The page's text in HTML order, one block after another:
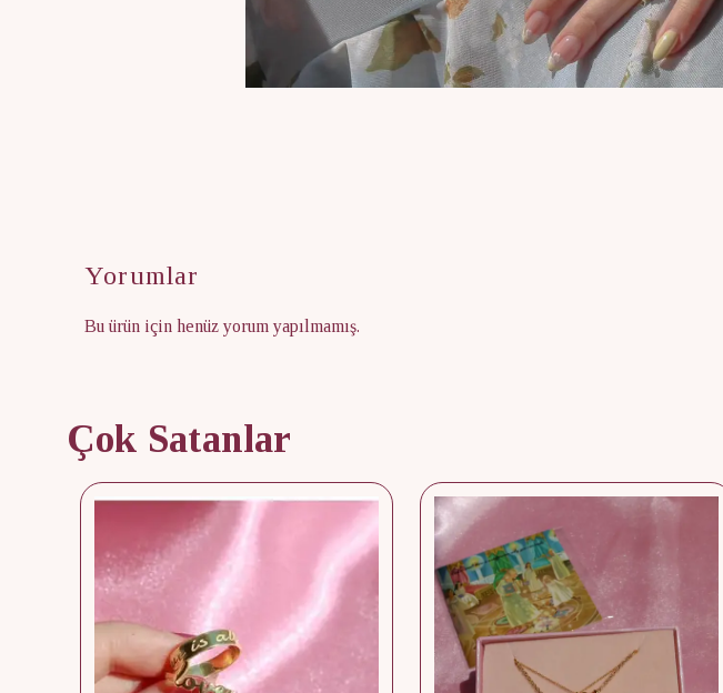
Yorumlar
Bu ürün için henüz yorum yapılmamış.
Çok Satanlar